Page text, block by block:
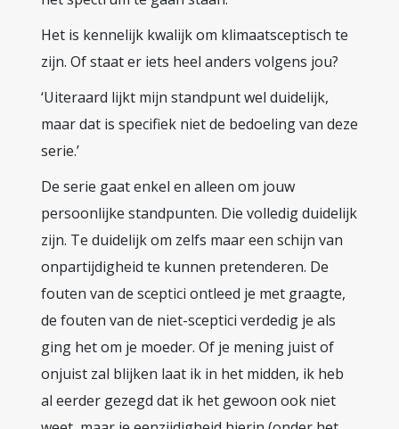
Het is kennelijk kwalijk om klimaatsceptisch te
zijn. Of staat er iets heel anders volgens jou?
‘Uiteraard lijkt mijn standpunt wel duidelijk,
maar dat is specifiek niet de bedoeling van deze
serie.’
De serie gaat enkel en alleen om jouw
persoonlijke standpunten. Die volledig duidelijk
zijn. Te duidelijk om zelfs maar een schijn van
onpartijdigheid te kunnen pretenderen. De
fouten van de sceptici ontleed je met graagte,
de fouten van de niet-sceptici verdedig je als
ging het om je moeder. Of je mening juist of
onjuist zal blijken laat ik in het midden, ik heb
al eerder gezegd dat ik het gewoon ook niet